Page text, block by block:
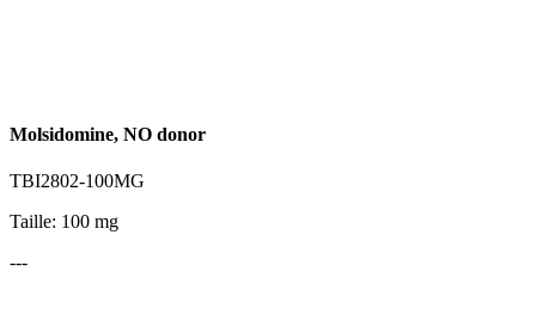
Molsidomine, NO donor
TBI2802-100MG
Taille: 100 mg
---